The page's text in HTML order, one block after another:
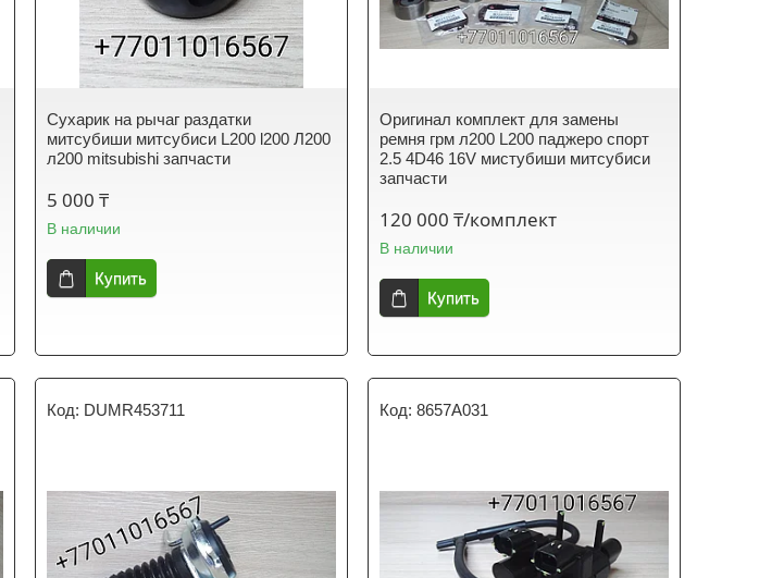
Сухарик на рычаг раздатки
митсубиши митсубиси L200 l200 Л200
л200 mitsubishi запчасти
5 000 ₸
В наличии
Купить
Оригинал комплект для замены
ремня грм л200 L200 паджеро спорт
2.5 4D46 16V мистубиши митсубиси
запчасти
120 000 ₸/комплект
В наличии
Купить
DUMR453711 8657A031